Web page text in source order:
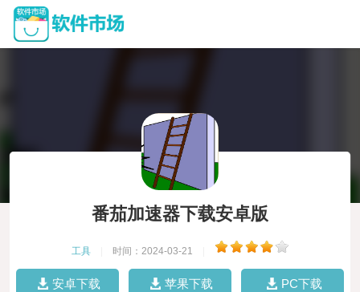
番茄加速器下载安卓版
工具 时间：2024-03-21
安卓下载 苹果下载 PC下载